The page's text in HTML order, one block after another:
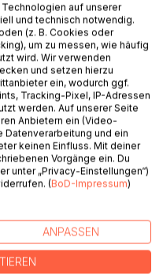
gerade ihre Karriere?
getan. Seien es gute
die unsere
besser machen. Sie
eine sichere
der Wirtschaft in
sie mit Ihren Ideen,
das vielleicht
gehalten hat.
auf unserer
und technisch notwendig.
(z. B. Cookies oder
um zu messen, wie häufig
wird. Wir verwenden
und setzen hierzu
ein, wodurch ggf.
Tracking-Pixel, IP-Adressen
werden. Auf unserer Seite
Anbietern ein (Video-
Datenverarbeitung und ein
keinen Einfluss. Mit deiner
Vorgänge ein. Du
unter „Privacy-Einstellungen“)
(BoD-Impressum)
ANPASSEN